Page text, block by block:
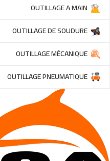
OUTILLAGE A MAIN
OUTILLAGE DE SOUDURE
OUTILLAGE MÉCANIQUE
OUTILLAGE PNEUMATIQUE